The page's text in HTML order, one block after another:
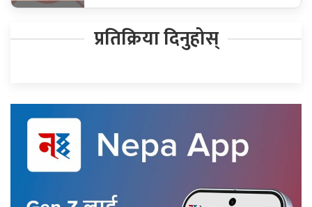
प्रतिक्रिया दिनुहोस्